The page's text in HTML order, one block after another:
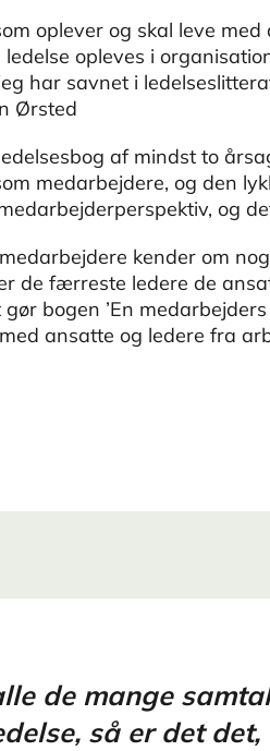
oplever og skal leve
opleves i
har savnet i
Ørsted
af mindst to
medarbejdere, og den
og
kender om
de færreste ledere de
bogen ’En
ansatte og ledere fra
de mange
så er det